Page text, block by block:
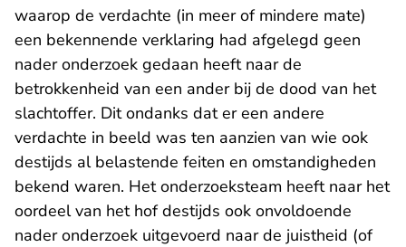
waarop de verdachte (in meer of mindere mate)
een bekennende verklaring had afgelegd geen
nader onderzoek gedaan heeft naar de
betrokkenheid van een ander bij de dood van het
slachtoffer. Dit ondanks dat er een andere
verdachte in beeld was ten aanzien van wie ook
destijds al belastende feiten en omstandigheden
bekend waren. Het onderzoeksteam heeft naar het
oordeel van het hof destijds ook onvoldoende
nader onderzoek uitgevoerd naar de juistheid (of